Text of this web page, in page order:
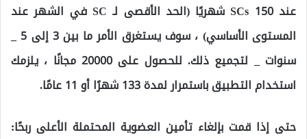
عند 150 SCs شهريًا (الحد الأقصى لـ SC في الشهر عند
المستوى الأساسي) ، سوف يستغرق الأمر ما بين 3 إلى 5 _
سنوات _ لتجميع ذلك. للحصول على 20000 مجانًا ، يلزمك
استخدام التطبيق باستمرار لمدة 133 شهرًا أو 11 عامًا.
حتى إذا قمت بإلغاء تأمين العضوية المحتملة الأعلى ربحًا: